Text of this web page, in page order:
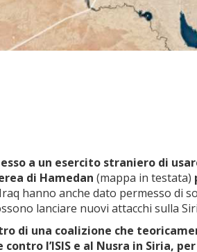
a un esercito straniero di
di Hamedan (mappa in testata)
hanno anche dato permesso di
lanciare nuovi attacchi sulla
di una coalizione che
l’ISIS e al Nusra in Siria,